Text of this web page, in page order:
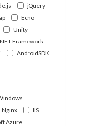
jQuery
Echo
Unity
Framework
AndroidSDK
Nginx
IIS
Azure